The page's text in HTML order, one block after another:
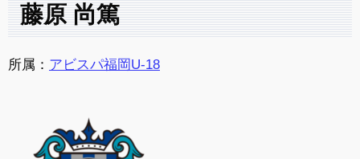
藤原 尚篤
所属： アビスパ福岡U-18